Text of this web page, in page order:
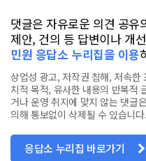
댓글은 자유로운 의견 공
제안, 건의 등 답변이나 개
민원 응답소 누리집을 이용
상업성 광고, 저작권 침해, 저속한
치적 목적, 유사한 내용의 반복적
거나 운영 취지에 맞지 않는 댓글
의해 통보없이 삭제될 수 있습니다.
응답소 누리집 바로가기